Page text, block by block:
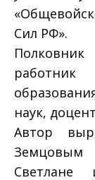
Сил РФ».
работник
наук,
Автор
Земцовым